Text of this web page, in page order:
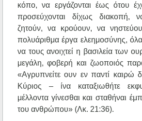
κόπο, να εργάζονται έως ότου
προσεύχονται δίχως διακοπή,
ζητούν, να κρούουν, να
πολυάριθμα έργα ελεημοσύνης,
να τους ανοιχτεί η βασιλεία των
μεγάλη, φοβερή και ζωοποιός
«Αγρυπνείτε ουν εν παντί καιρώ
Κύριος – ίνα καταξιωθήτε
μέλλοντα γίνεσθαι και σταθήναι
του ανθρώπου» (Λκ. 21:36).